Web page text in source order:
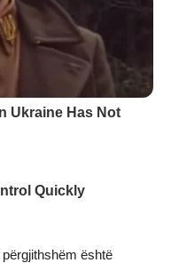
është